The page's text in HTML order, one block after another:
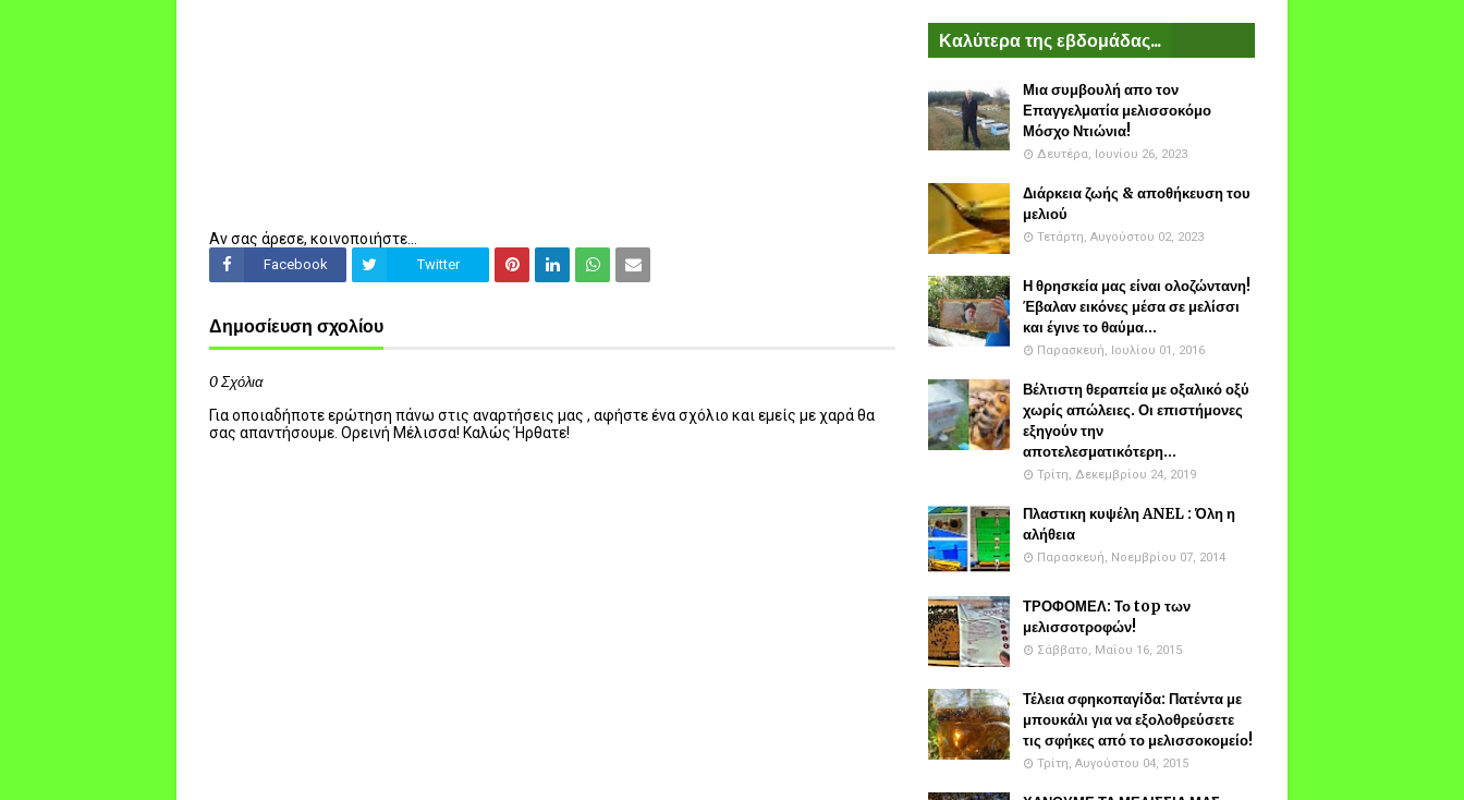
Αν σας άρεσε, κοινοποιήστε...
Facebook Twitter
Δημοσίευση σχολίου
0 Σχόλια
Για οποιαδήποτε ερώτηση πάνω στις αναρτήσεις μας , αφήστε ένα σχόλιο και εμείς με χαρά θα
σας απαντήσουμε. Ορεινή Μέλισσα! Καλώς Ήρθατε!
Καλύτερα της εβδομάδας...
Μια συμβουλή απο τον
Επαγγελματία μελισσοκόμο
Μόσχο Ντιώνια!
Δευτέρα, Ιουνίου 26, 2023
Διάρκεια ζωής & αποθήκευση του
μελιού
Τετάρτη, Αυγούστου 02, 2023
Η θρησκεία μας είναι ολοζώντανη!
Έβαλαν εικόνες μέσα σε μελίσσι
και έγινε το θαύμα...
Παρασκευή, Ιουλίου 01, 2016
Βέλτιστη θεραπεία με οξαλικό οξύ
χωρίς απώλειες. Οι επιστήμονες
εξηγούν την
αποτελεσματικότερη...
Τρίτη, Δεκεμβρίου 24, 2019
Πλαστικη κυψέλη ANEL : Όλη η
αλήθεια
Παρασκευή, Νοεμβρίου 07, 2014
ΤΡΟΦΟΜΕΛ: Το top των
μελισσοτροφών!
Σάββατο, Μαΐου 16, 2015
Τέλεια σφηκοπαγίδα: Πατέντα με
μπουκάλι για να εξολοθρεύσετε
τις σφήκες από το μελισσοκομείο!
Τρίτη, Αυγούστου 04, 2015